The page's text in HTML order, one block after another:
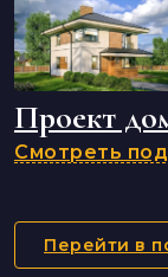
Проект
Смотреть
Перейти в